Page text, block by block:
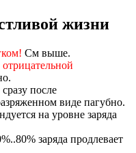
жизни
См выше.
после
виде пагубно.
на уровне заряда
заряда продлевает